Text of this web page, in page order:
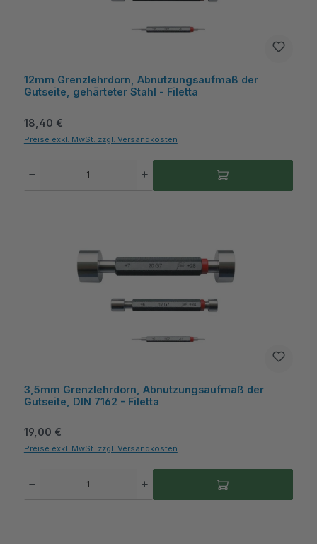
12mm Grenzlehrdorn, Abnutzungsaufmaß der
Gutseite, gehärteter Stahl - Filetta
Regulärer Preis:
18,40 €
Preise exkl. MwSt. zzgl. Versandkosten
3,5mm Grenzlehrdorn, Abnutzungsaufmaß der
Gutseite, DIN 7162 - Filetta
Regulärer Preis:
19,00 €
Preise exkl. MwSt. zzgl. Versandkosten